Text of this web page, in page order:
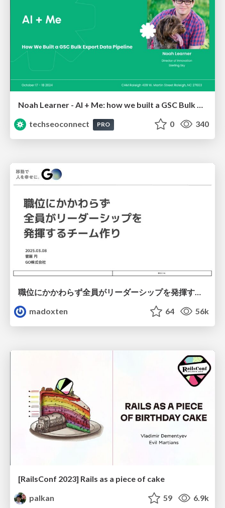
Noah Learner - AI + Me: how we built a GSC Bulk Export data pipeline
techseoconnect
PRO 0 340
職位にかかわらず全員がリーダーシップを発揮するチーム作り / Building a team where everyone can demonstrate leadership regardless of position
madoxten
64 56k
[RailsConf 2023] Rails as a piece of cake
palkan
59 6.9k